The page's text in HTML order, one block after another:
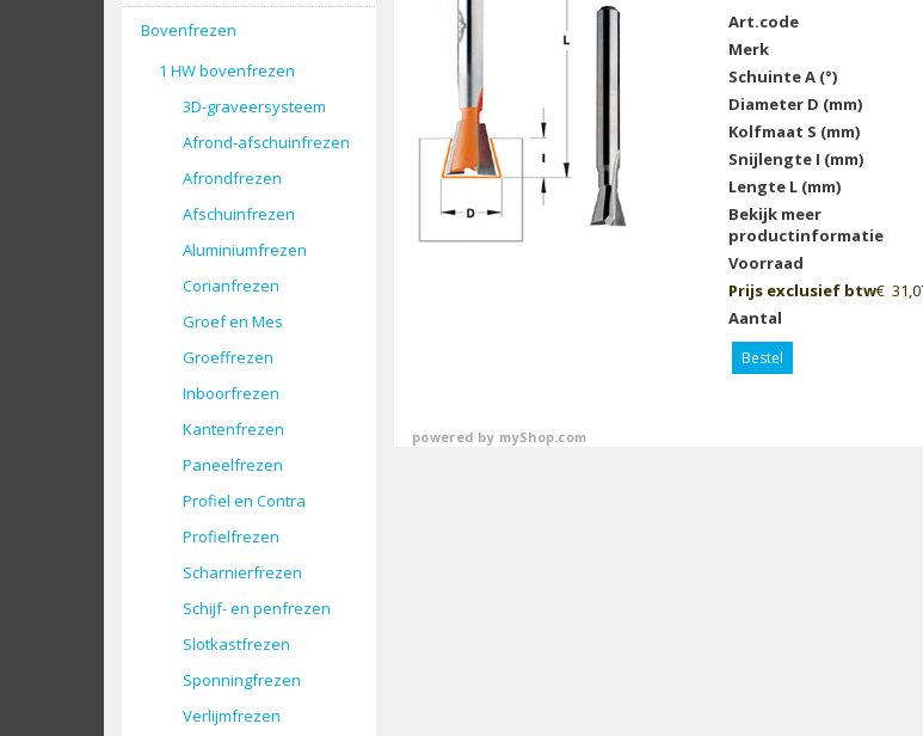
Bovenfrezen
1 HW bovenfrezen
3D-graveersysteem
Afrond-afschuinfrezen
Afrondfrezen
Afschuinfrezen
Aluminiumfrezen
Corianfrezen
Groef en Mes
Groeffrezen
Inboorfrezen
Kantenfrezen
Paneelfrezen
Profiel en Contra
Profielfrezen
Scharnierfrezen
Schijf- en penfrezen
Slotkastfrezen
Sponningfrezen
Verlijmfrezen
Art.code
Merk
Schuinte A (°)
Diameter D (mm)
Kolfmaat S (mm)
Snijlengte I (mm)
Lengte L (mm)
Bekijk meer
productinformatie
Voorraad
Prijs exclusief btw€
Aantal
Bestel
powered by myShop.com